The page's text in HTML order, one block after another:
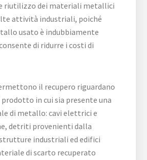
riutilizzo dei materiali metallici
attività industriali, poiché
usato è indubbiamente
di ridurre i costi di
il recupero riguardano
in cui sia presente una
di metallo: cavi elettrici e
detriti provenienti dalla
industriali ed edifici
di scarto recuperato